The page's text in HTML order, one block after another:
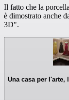
Il fatto che la
è dimostrato anche
3D".
Una casa per l'arte,